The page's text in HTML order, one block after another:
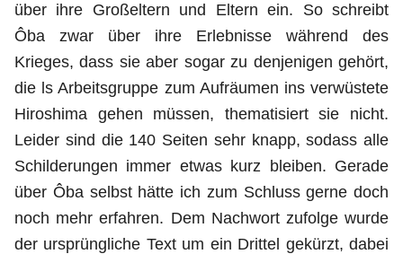
über ihre Großeltern und Eltern ein. So schreibt
Ôba zwar über ihre Erlebnisse während des
Krieges, dass sie aber sogar zu denjenigen gehört,
die ls Arbeitsgruppe zum Aufräumen ins verwüstete
Hiroshima gehen müssen, thematisiert sie nicht.
Leider sind die 140 Seiten sehr knapp, sodass alle
Schilderungen immer etwas kurz bleiben. Gerade
über Ôba selbst hätte ich zum Schluss gerne doch
noch mehr erfahren. Dem Nachwort zufolge wurde
der ursprüngliche Text um ein Drittel gekürzt, dabei